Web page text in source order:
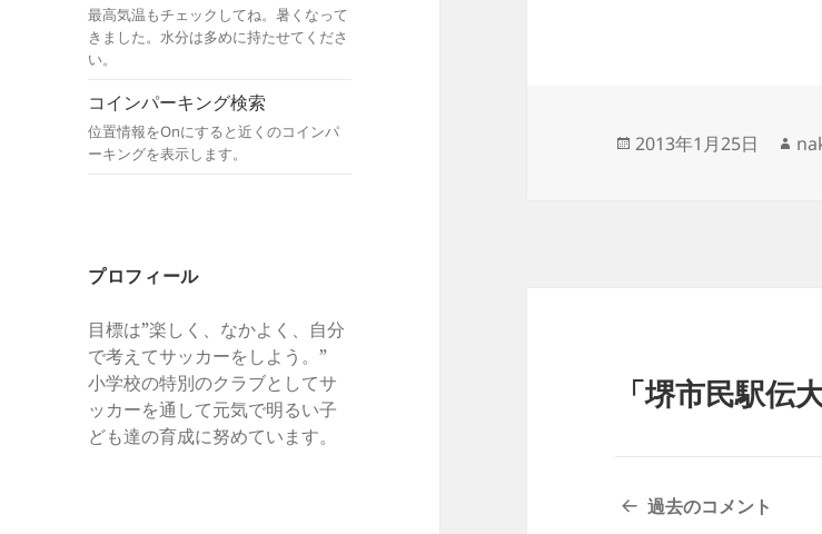
最高気温もチェックしてね。暑くなって
きました。水分は多めに持たせてくださ
い。
コインパーキング検索
位置情報をOnにすると近くのコインパ
ーキングを表示します。
プロフィール
目標は”楽しく、なかよく、自分
で考えてサッカーをしよう。”
小学校の特別のクラブとしてサ
ッカーを通して元気で明るい子
ども達の育成に努めています。
投
2013年1月25日
作
「堺市民駅伝
コ
過去のコメント